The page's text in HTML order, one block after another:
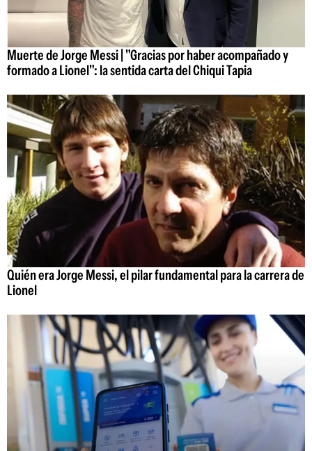
Muerte de Jorge Messi | "Gracias por haber acompañado y
formado a Lionel": la sentida carta del Chiqui Tapia
Quién era Jorge Messi, el pilar fundamental para la carrera de
Lionel